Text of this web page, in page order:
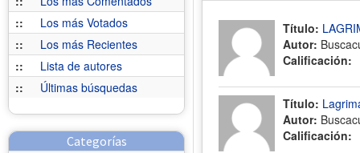
::
Los más Votados
::
Los más Recientes
::
Lista de autores
::
Últimas búsquedas
Categorías
Título:
Autor:
Calificación:
Título:
Autor:
Calificación: